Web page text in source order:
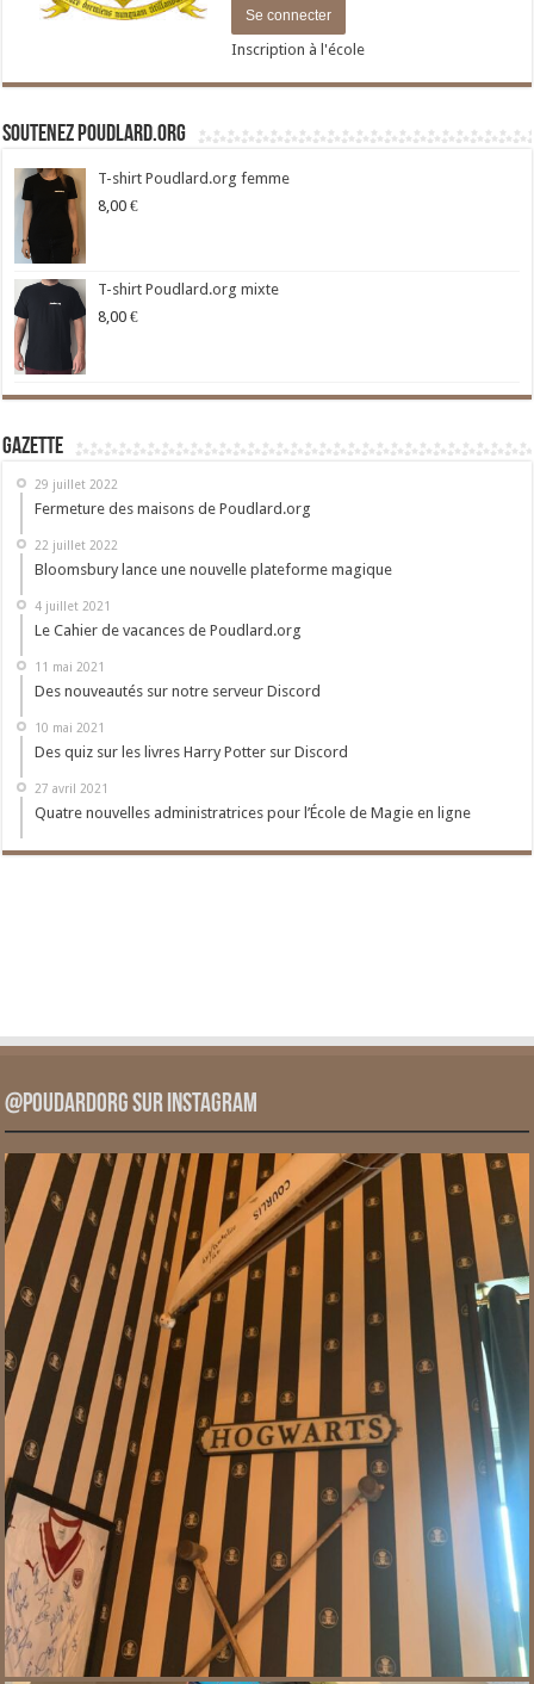
Inscription à l'école
Soutenez Poudlard.org
T-shirt Poudlard.org femme
8,00 €
T-shirt Poudlard.org mixte
8,00 €
Gazette
29 juillet 2022
Fermeture des maisons de Poudlard.org
22 juillet 2022
Bloomsbury lance une nouvelle plateforme magique
4 juillet 2021
Le Cahier de vacances de Poudlard.org
11 mai 2021
Des nouveautés sur notre serveur Discord
10 mai 2021
Des quiz sur les livres Harry Potter sur Discord
27 avril 2021
Quatre nouvelles administratrices pour l’École de Magie en ligne
@PoudardOrg sur Instagram